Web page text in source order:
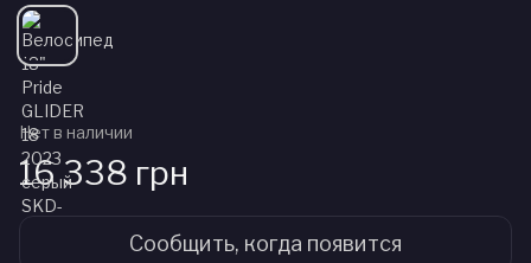
Нет в наличии
16 338 грн
Сообщить, когда появится